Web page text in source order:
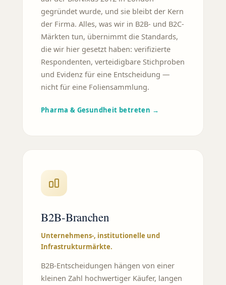
gegründet wurde, und sie bleibt der Kern
der Firma. Alles, was wir in B2B- und B2C-
Märkten tun, übernimmt die Standards,
die wir hier gesetzt haben: verifizierte
Respondenten, verteidigbare Stichproben
und Evidenz für eine Entscheidung —
nicht für eine Foliensammlung.
Pharma & Gesundheit betreten →
B2B-Branchen
Unternehmens-, institutionelle und
Infrastrukturmärkte.
B2B-Entscheidungen hängen von einer
kleinen Zahl hochwertiger Käufer, langen